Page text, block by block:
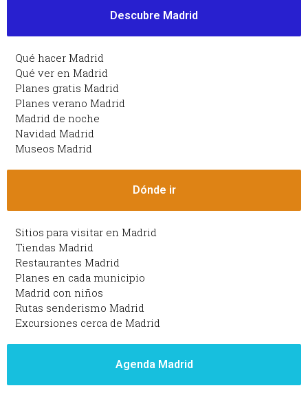
Descubre Madrid
Qué hacer Madrid
Qué ver en Madrid
Planes gratis Madrid
Planes verano Madrid
Madrid de noche
Navidad Madrid
Museos Madrid
Dónde ir
Sitios para visitar en Madrid
Tiendas Madrid
Restaurantes Madrid
Planes en cada municipio
Madrid con niños
Rutas senderismo Madrid
Excursiones cerca de Madrid
Agenda Madrid